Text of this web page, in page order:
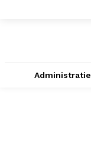
Administratie